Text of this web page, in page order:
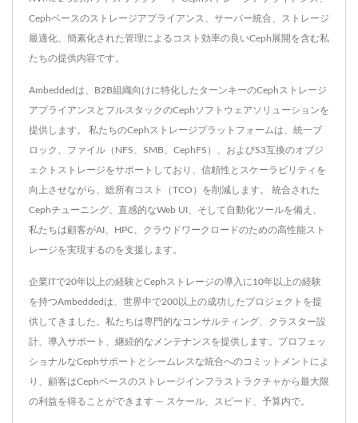
Cephベースのストレージアプライアンス、サーバー統合、ストレージ
最適化、簡素化された管理によるコスト効率の良いCeph展開を含む私
たちの提供内容です。
Ambeddedは、B2B組織向けに特化したターンキーのCephストレージ
アプライアンスとフルスタックのCephソフトウェアソリューションを
提供します。 私たちのCephストレージプラットフォームは、統一ブ
ロック、ファイル（NFS、SMB、CephFS）、およびS3互換のオブジ
ェクトストレージをサポートしており、信頼性とスケーラビリティを
向上させながら、総所有コスト（TCO）を削減します。 統合された
Cephチューニング、直感的なWeb UI、そして自動化ツールを備え、
私たちは顧客がAI、HPC、クラウドワークロードのための高性能スト
レージを実現するのを支援します。
企業ITで20年以上の経験とCephストレージの導入に10年以上の経験
を持つAmbeddedは、世界中で200以上の成功したプロジェクトを提
供してきました。私たちは専門的なコンサルティング、クラスター設
計、導入サポート、継続的なメンテナンスを提供します。プロフェッ
ショナルなCephサポートとシームレスな統合へのコミットメントによ
り、顧客はCephベースのストレージインフラストラクチャから最大限
の利益を得ることができます — スケール、スピード、予算内で。